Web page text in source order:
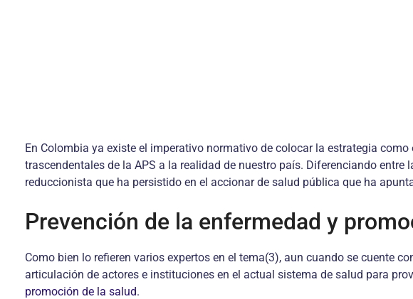
En Colombia ya existe el imperativo normativo de colocar la estrategia
trascendentales de la APS a la realidad de nuestro país. Diferenciando
reduccionista que ha persistido en el accionar de salud pública que ha
Prevención de la enfermedad y
Como bien lo refieren varios expertos en el tema(3), aun cuando se cuente
articulación de actores e instituciones en el actual sistema de salud para
promoción de la salud.